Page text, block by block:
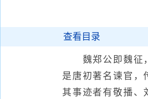
查看目录
魏郑公即魏征
是唐初著名谏官，
其事迹者有敬播、